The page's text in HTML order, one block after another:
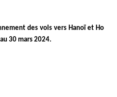
des vols vers Hanoï et Ho
30 mars 2024.